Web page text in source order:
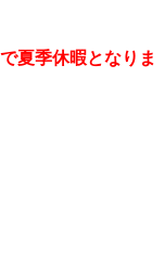
夏季休暇となりま